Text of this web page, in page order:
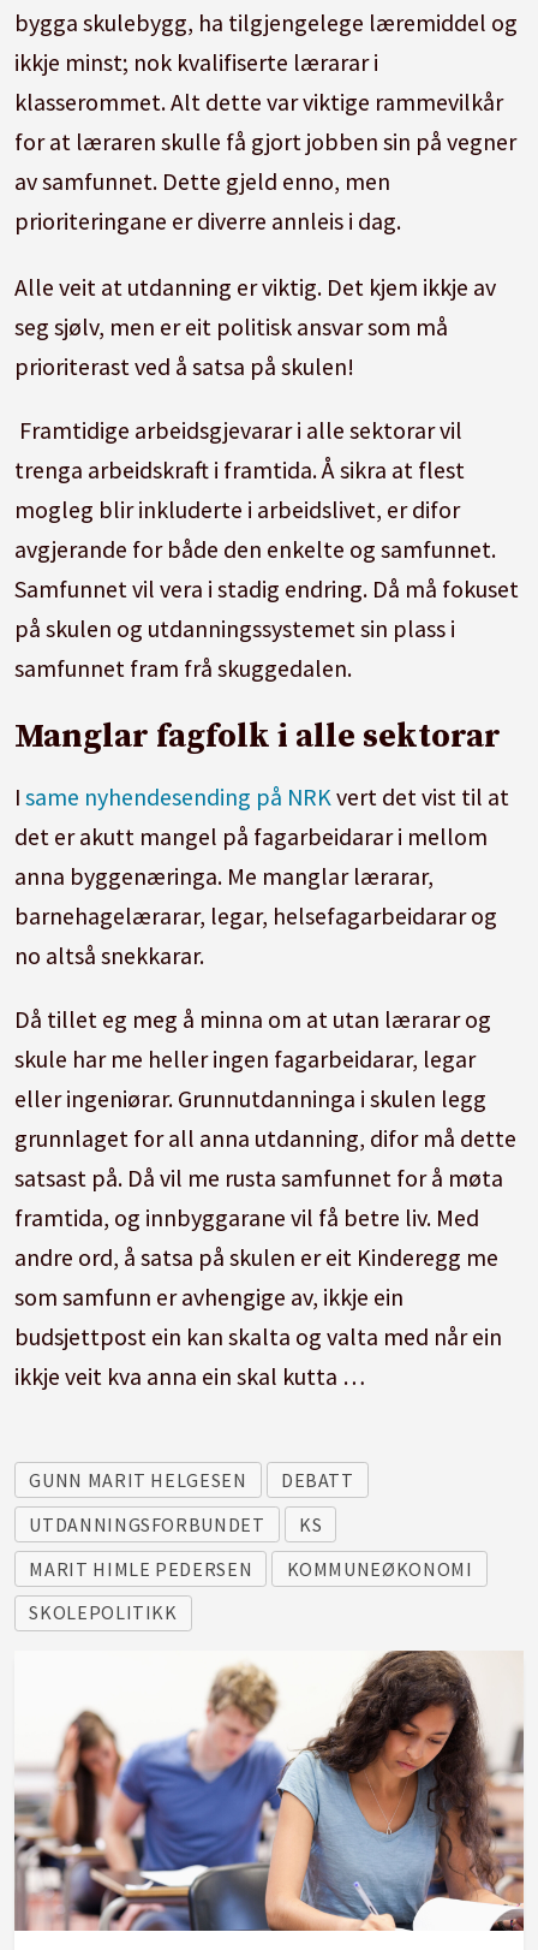
bygga skulebygg, ha tilgjengelege læremiddel og
ikkje minst; nok kvalifiserte lærarar i
klasserommet. Alt dette var viktige rammevilkår
for at læraren skulle få gjort jobben sin på vegner
av samfunnet. Dette gjeld enno, men
prioriteringane er diverre annleis i dag.
Alle veit at utdanning er viktig. Det kjem ikkje av
seg sjølv, men er eit politisk ansvar som må
prioriterast ved å satsa på skulen!
Framtidige arbeidsgjevarar i alle sektorar vil
trenga arbeidskraft i framtida. Å sikra at flest
mogleg blir inkluderte i arbeidslivet, er difor
avgjerande for både den enkelte og samfunnet.
Samfunnet vil vera i stadig endring. Då må fokuset
på skulen og utdanningssystemet sin plass i
samfunnet fram frå skuggedalen.
Manglar fagfolk i alle sektorar
Isame nyhendesending på NRK vert det vist til at
det er akutt mangel på fagarbeidarar i mellom
anna byggenæringa. Me manglar lærarar,
barnehagelærarar, legar, helsefagarbeidarar og
no altså snekkarar.
Då tillet eg meg å minna om at utan lærarar og
skule har me heller ingen fagarbeidarar, legar
eller ingeniørar. Grunnutdanninga i skulen legg
grunnlaget for all anna utdanning, difor må dette
satsast på. Då vil me rusta samfunnet for å møta
framtida, og innbyggarane vil få betre liv. Med
andre ord, å satsa på skulen er eit Kinderegg me
som samfunn er avhengige av, ikkje ein
budsjettpost ein kan skalta og valta med når ein
ikkje veit kva anna ein skal kutta …
GUNN MARIT HELGESEN
DEBATT
UTDANNINGSFORBUNDET
KS
MARIT HIMLE PEDERSEN
KOMMUNEØKONOMI
SKOLEPOLITIKK